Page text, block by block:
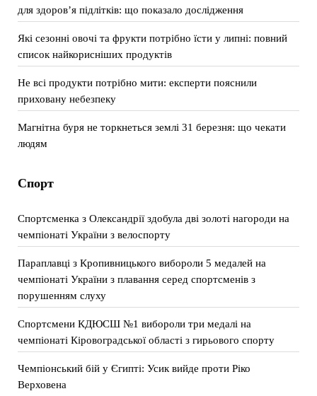
для здоров’я підлітків: що показало дослідження
Які сезонні овочі та фрукти потрібно їсти у липні: повний
список найкорисніших продуктів
Не всі продукти потрібно мити: експерти пояснили
приховану небезпеку
Магнітна буря не торкнеться землі 31 березня: що чекати
людям
Спорт
Спортсменка з Олександрії здобула дві золоті нагороди на
чемпіонаті України з велоспорту
Параплавці з Кропивницького вибороли 5 медалей на
чемпіонаті України з плавання серед спортсменів з
порушенням слуху
Спортсмени КДЮСШ №1 вибороли три медалі на
чемпіонаті Кіровоградської області з гирьового спорту
Чемпіонський бій у Єгипті: Усик вийде проти Ріко
Верховена